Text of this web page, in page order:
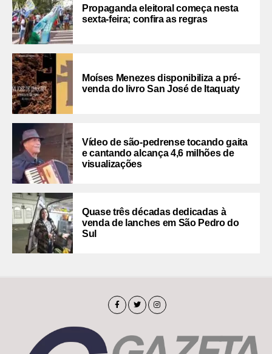
Propaganda eleitoral começa nesta
sexta-feira; confira as regras
Moíses Menezes disponibiliza a pré-
venda do livro San José de Itaquaty
Vídeo de são-pedrense tocando gaita
e cantando alcança 4,6 milhões de
visualizações
Quase três décadas dedicadas à
venda de lanches em São Pedro do
Sul